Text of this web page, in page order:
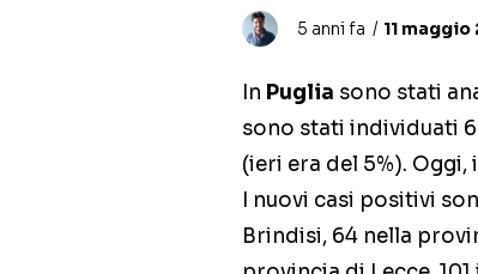
5 anni fa 11 maggio
In Puglia sono stati
sono stati individuati
(ieri era del 5%).
I nuovi casi positivi
Brindisi, 64 nella